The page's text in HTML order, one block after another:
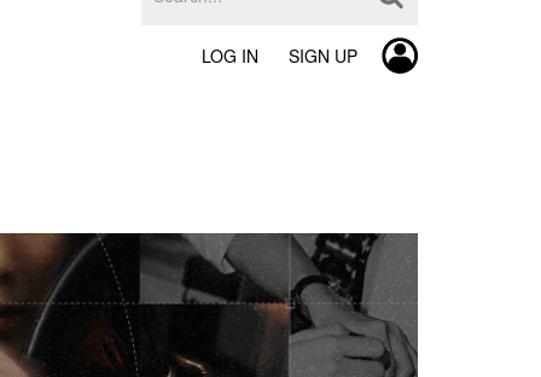
LOG IN SIGN UP